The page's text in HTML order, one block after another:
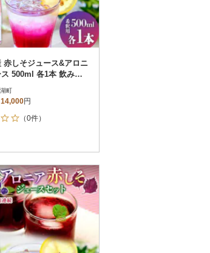
赤しそジュース&アロニ
500ml 各1本 飲み比
町
14,000円
（0件）